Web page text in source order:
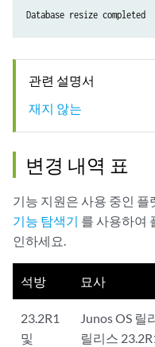
Database resize completed
관련 설명서
재지 않는
변경 내역 표
기능 지원은 사용 중인
기능 탐색기 를 사용하여
인하세요.
석방 묘사
23.2R1
및
Junos OS 릴
릴리스